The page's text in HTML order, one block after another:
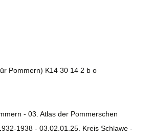
Pommern) K14 30 14 2 b o
- 03. Atlas der Pommerschen
1938 - 03.02.01.25. Kreis Schlawe -